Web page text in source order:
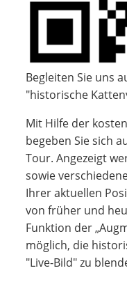
Begleiten Sie uns
"historische
Mit Hilfe der
begeben Sie sich
Tour. Angezeigt
sowie
Ihrer aktuellen
von früher und
Funktion der
möglich, die
"Live-Bild" zu